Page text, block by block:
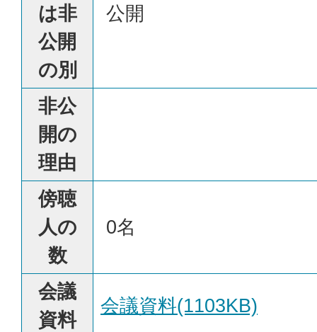
は非
公開
の別
公開
非公
開の
理由
傍聴
人の
数
0名
会議
資料
会議資料(1103KB)